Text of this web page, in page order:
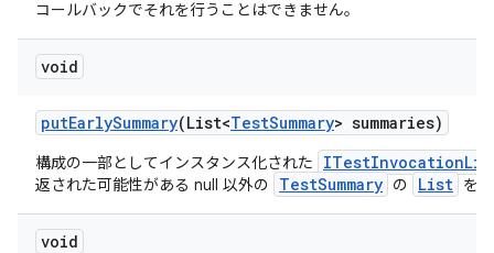
コールバックでそれを行うことはできません。
void
putEarlySummary(List<TestSummary> summaries)
構成の一部としてインスタンス化された
返された可能性がある null 以外の TestSummary の List を
void